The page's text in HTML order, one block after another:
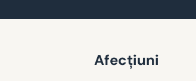
Afecțiuni